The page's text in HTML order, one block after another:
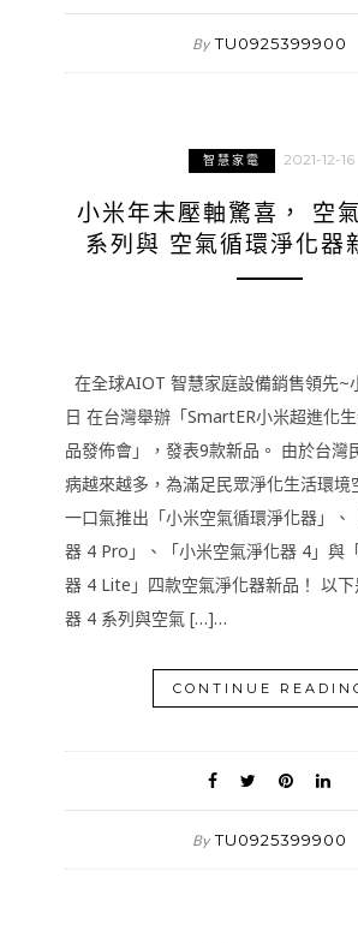
By TU0925399900
智慧家電 2021-12-16
小米年末壓軸驚喜， 空
系列與 空氣循環淨化器
在全球AIOT 智慧家庭設備銷售領先~
日 在台灣舉辦「SmartER小米超進化
品發佈會」，發表9款新品。 由於台灣
病越來越多，為滿足民眾淨化生活環境
一口氣推出「小米空氣循環淨化器」、
器 4 Pro」、「小米空氣淨化器 4」與
器 4 Lite」四款空氣淨化器新品！ 以
器 4 系列與空氣 […]…
CONTINUE
By TU0925399900